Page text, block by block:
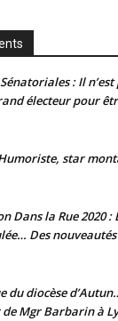
Sénatoriales : Il n’est
électeur pour
star
Dans la Rue 2020
Des nouveautés
du diocèse
de Mgr Barbarin à